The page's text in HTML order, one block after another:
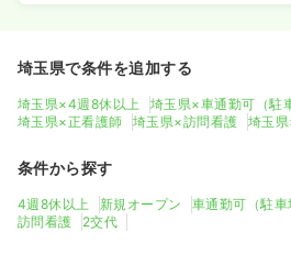
埼玉県で条件を追加する
埼玉県×4週8休以上 埼玉県×車通勤可（駐
埼玉県×正看護師
埼玉県×訪問看護 埼玉
条件から探す
4週8休以上 新規オープン 車通勤可（駐車
訪問看護
2交代